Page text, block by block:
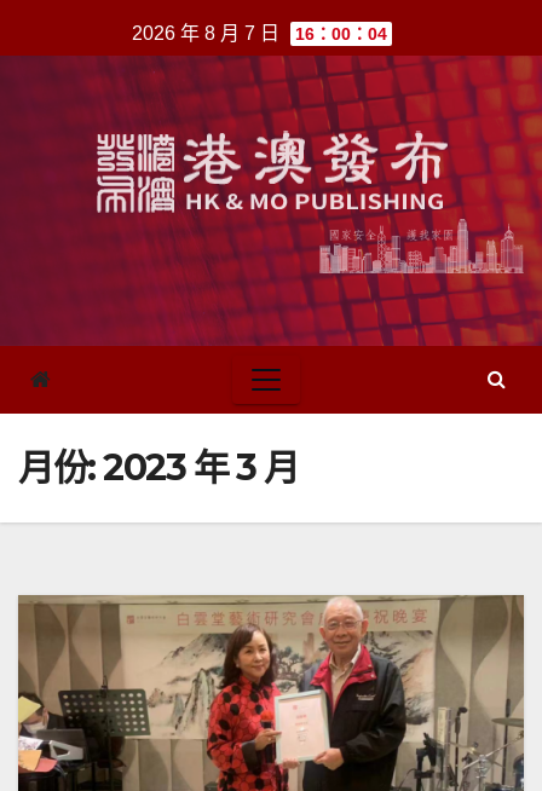
至
2026 年 8 月 7 日 16：00：04
月份:2023 年 3 月